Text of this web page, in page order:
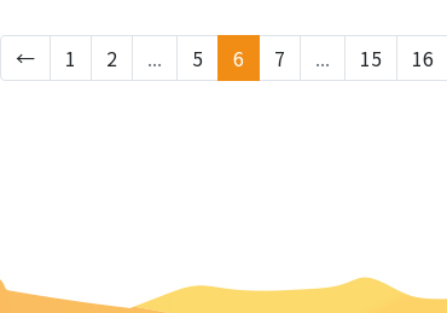
← 1 2 ... 5 6 7 ... 15 16